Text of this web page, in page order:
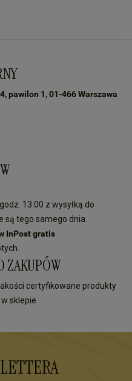
pawilon 1, 01-466 Warszawa
13:00 z wysyłką do
są tego samego dnia.
InPost gratis
ZAKUPÓW
certyfikowane produkty
sklepie